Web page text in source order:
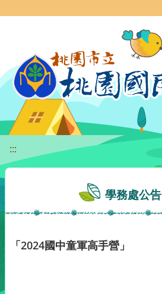
:::
學務處公告
「2024國中童軍高手營」